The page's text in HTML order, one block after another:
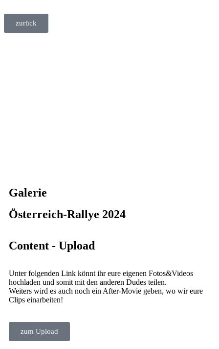
zurück
Galerie
Österreich-Rallye 2024
Content - Upload
Unter folgenden Link könnt ihr eure eigenen Fotos&Videos
hochladen und somit mit den anderen Dudes teilen.
Weiters wird es auch noch ein After-Movie geben, wo wir eure
Clips einarbeiten!
zum Upload